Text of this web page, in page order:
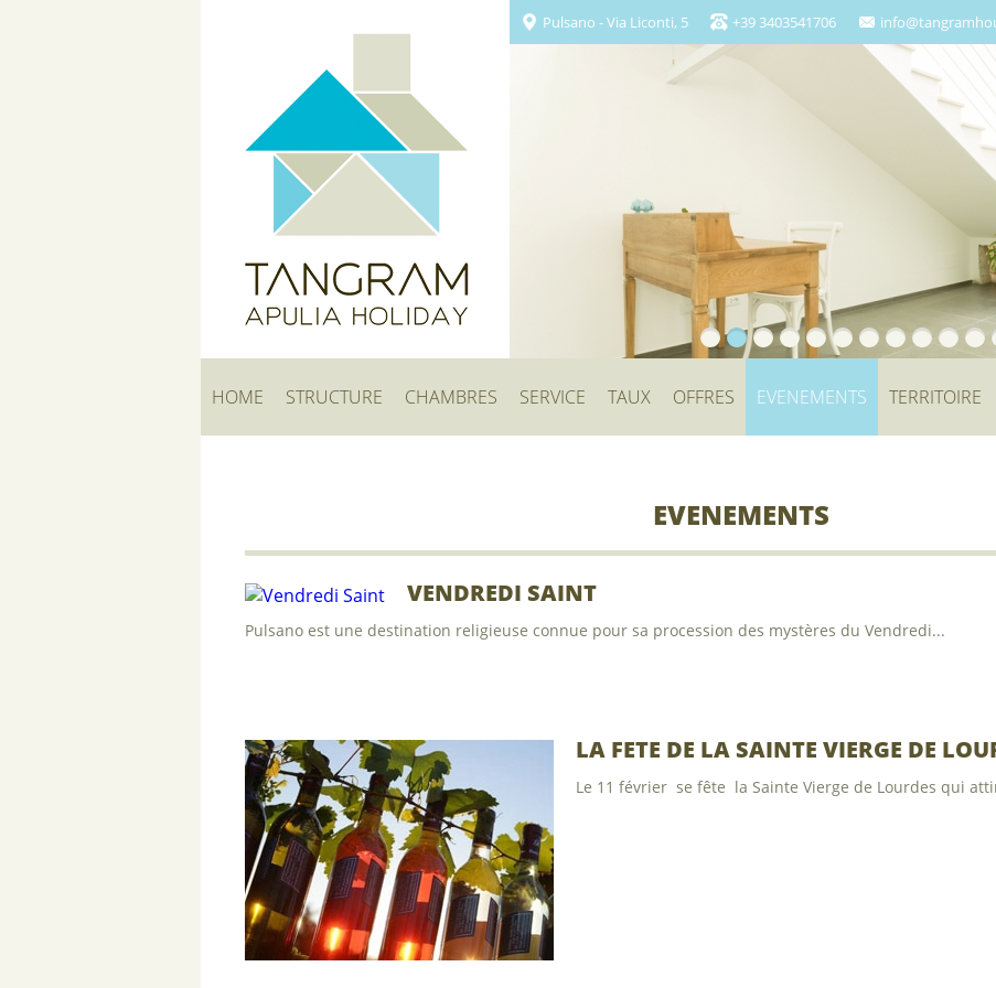
Pulsano - Via Liconti, 5 +39 3403541706
HOME STRUCTURE CHAMBRES SERVICE TAUX OFFRES EVENEMENTS TERRITOIRE
EVENEMENTS
VENDREDI SAINT
Pulsano est une destination religieuse connue pour sa procession des mystères du Vendredi...
LA FETE DE LA SAINTE VIERGE DE
Le 11 février se fête la Sainte Vierge de Lourdes qui